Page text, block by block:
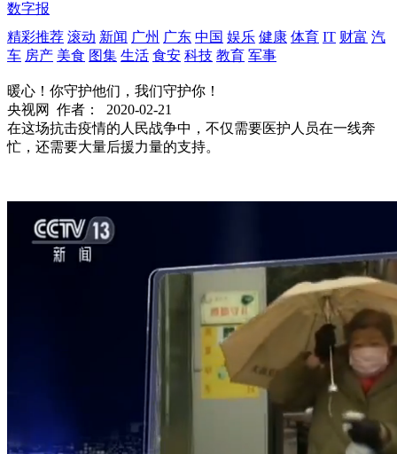
数字报
精彩推荐 滚动 新闻 广州 广东 中国 娱乐 健康 体育 IT 财富 汽
车 房产 美食 图集 生活 食安 科技 教育 军事
暖心！你守护他们，我们守护你！
央视网
作者：
2020-02-21
在这场抗击疫情的人民战争中，不仅需要医护人员在一线奔
忙，还需要大量后援力量的支持。